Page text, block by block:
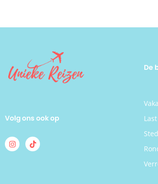
jullie kamer bij Rocamar Exclusive
Spa.
Volg ons ook op
De